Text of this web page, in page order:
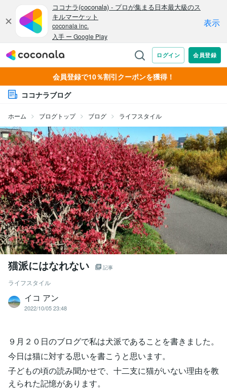
会員登録で10％割引クーポンを獲得！
ココナラブログ
ホーム ブログトップ ブログ ライフスタイル
猫派にはなれない 記事
ライフスタイル
イコ アン
2022/10/05 23:48
９月２０日のブログで私は犬派であることを書きました。
今日は猫に対する思いを書こうと思います。
子どもの頃の読み聞かせで、十二支に猫がいない理由を教
えられた記憶があります。